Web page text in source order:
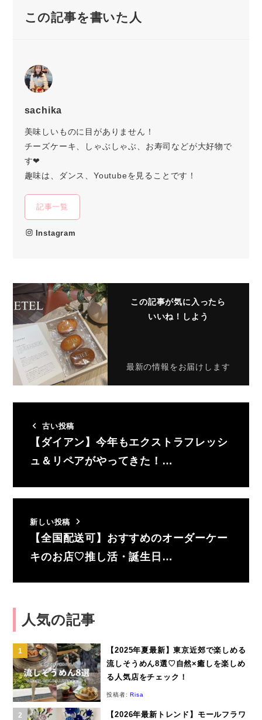
この記事を書いた人
sachika
美味しいものに目がありません！
チーズケーキ、しゃぶしゃぶ、お寿司などが大好物で
す❤︎
趣味は、ダンス、Youtubeを見ることです！
記事一覧
Instagram
この記事が気に入ったら
いいね！しよう
最新の情報をお届けします
古い投稿
【ダイアン】今年もエクストラフレッシ
ュ＆リペアがやってきた！…
新しい投稿
【全国配送可】おすすめのオーダーケー
キのお店♡推し活・誕生日…
人気の記事
【2025年夏最新】東京近郊で楽しめる
流しそうめん8選♡自然×癒しを楽しめ
る人気店をチェック！
投稿者:Risa
【2026年最新トレンド】モールフラワ